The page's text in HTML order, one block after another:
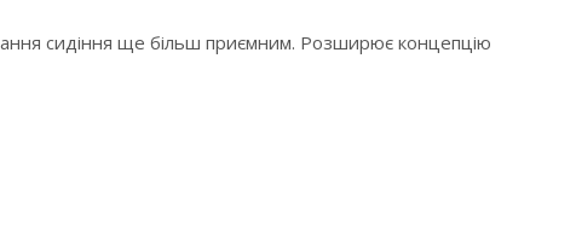
сидіння ще більш приємним. Розширює концепцію